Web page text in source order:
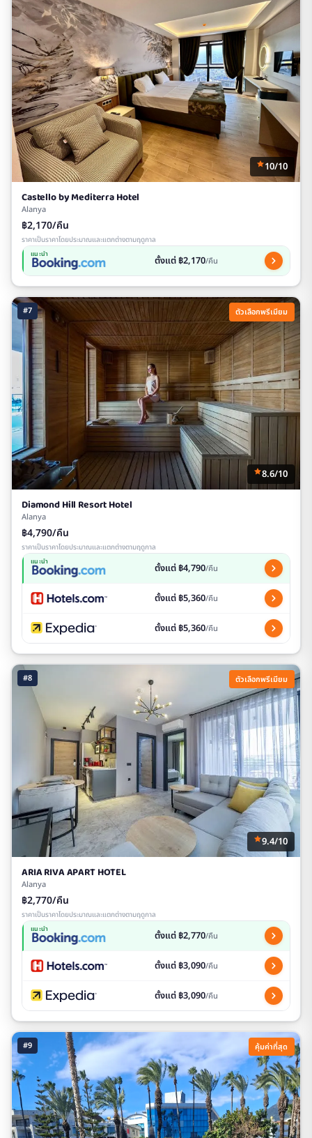
10/10
Castello by Mediterra Hotel
Alanya
฿2,170/คืน
ราคาเป็นราคาโดยประมาณและแตกต่างตามฤดูกาล
แนะนำ ตั้งแต่ ฿2,170/คืน
#7 ตัวเลือกพรีเมียม
8.6/10
Diamond Hill Resort Hotel
Alanya
฿4,790/คืน
ราคาเป็นราคาโดยประมาณและแตกต่างตามฤดูกาล
แนะนำ ตั้งแต่ ฿4,790/คืน
ตั้งแต่ ฿5,360/คืน
ตั้งแต่ ฿5,360/คืน
#8 ตัวเลือกพรีเมียม
9.4/10
ARIA RIVA APART HOTEL
Alanya
฿2,770/คืน
ราคาเป็นราคาโดยประมาณและแตกต่างตามฤดูกาล
แนะนำ ตั้งแต่ ฿2,770/คืน
ตั้งแต่ ฿3,090/คืน
ตั้งแต่ ฿3,090/คืน
#9 คุ้มค่าที่สุด